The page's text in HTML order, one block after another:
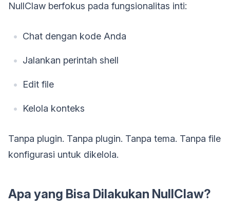
NullClaw berfokus pada fungsionalitas inti:
Chat dengan kode Anda
Jalankan perintah shell
Edit file
Kelola konteks
Tanpa plugin. Tanpa plugin. Tanpa tema. Tanpa file
konfigurasi untuk dikelola.
Apa yang Bisa Dilakukan NullClaw?